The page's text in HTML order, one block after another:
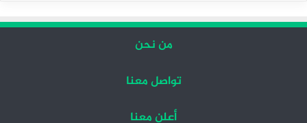
من نحن
تواصل معنا
أعلن معنا